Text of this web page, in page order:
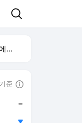
준